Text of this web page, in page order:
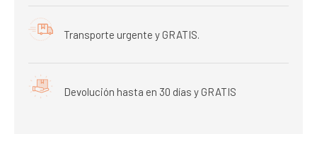
Transporte urgente y GRATIS.
Devolución hasta en 30 días y GRATIS